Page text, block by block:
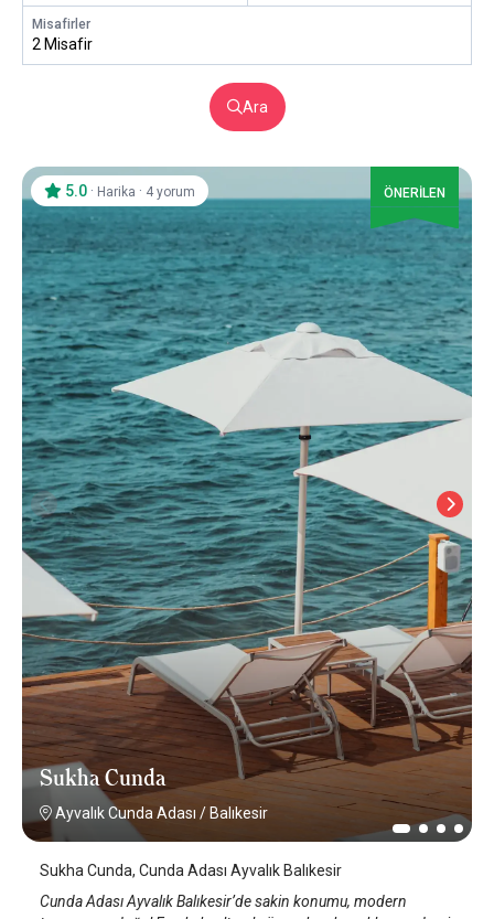
Misafirler
2 Misafir
Ara
Sukha Cunda
Ayvalık Cunda Adası / Balıkesir
5.0 · Harika · 4 yorum ÖNERİLEN
Sukha Cunda, Cunda Adası Ayvalık Balıkesir
Cunda Adası Ayvalık Balıkesir’de sakin konumu, modern